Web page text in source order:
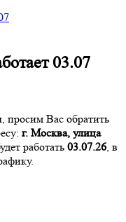
03.07
просим Вас обратить
г. Москва, улица
работать 03.07.26, в